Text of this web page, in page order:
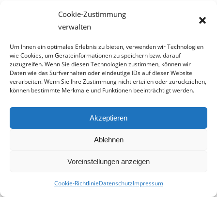
Cookie-Zustimmung
verwalten
Um Ihnen ein optimales Erlebnis zu bieten, verwenden wir Technologien
wie Cookies, um Geräteinformationen zu speichern bzw. darauf
zuzugreifen. Wenn Sie diesen Technologien zustimmen, können wir
Daten wie das Surfverhalten oder eindeutige IDs auf dieser Website
verarbeiten. Wenn Sie Ihre Zustimmung nicht erteilen oder zurückziehen,
können bestimmte Merkmale und Funktionen beeinträchtigt werden.
Akzeptieren
Ablehnen
Voreinstellungen anzeigen
Cookie-RichtlinieDatenschutzImpressum
heimischen Hölzern auf dasFSC-Siegel.
Besonders wichtig ist das bei Tropenhölzern wie
Teakholz. Diese sind besonders robust und
wetterfest. Das FSC-Siegel stellt sicher, dass Sie
mit Ihrem Kauf die Abholzung desRegenwaldes
nicht übermäßig unterstützen.PflegenSie
Holzdielen regelmäßig, unabhängig davon, welche
Holzart Sie wählen. Ansonsten verblassen die
Platten schnell. Ihre naturnahe Dachterrasse sieht
dann schnell alt und ungepflegt aus. Bei guter
Pflege hält Ihr Holzboden auf der Terrasse bis zu
WPC-Bodenbeläge